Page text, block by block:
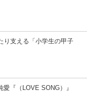
り支える「小学生の甲子
『（LOVE SONG）』